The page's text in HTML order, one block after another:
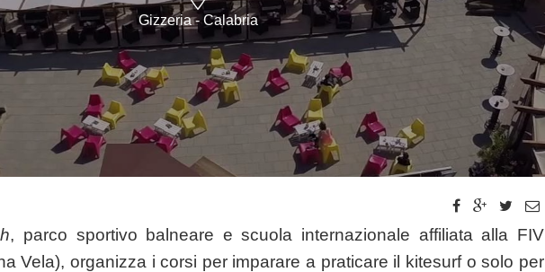
Gizzeria - Calabria
, parco sportivo balneare e scuola internazionale affiliata alla FIV
Vela), organizza i corsi per imparare a praticare il kitesurf o solo per